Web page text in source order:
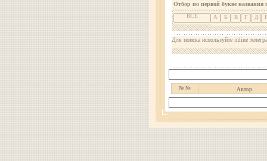
Отбор по первой букве названия
ВСЕ А Б В Г Д
Для поиска используйте inline
№ № Автор